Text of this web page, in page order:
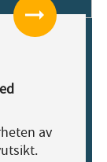
arrow_right_alt
av